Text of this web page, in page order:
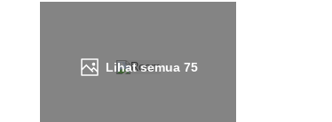
Lihat semua 75